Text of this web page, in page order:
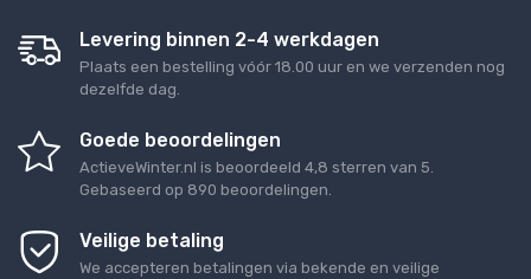
Levering binnen 2-4 werkdagen
Plaats een bestelling vóór 18.00 uur en we verzenden nog
dezelfde dag.
Goede beoordelingen
ActieveWinter.nl is beoordeeld 4,8 sterren van 5
Gebaseerd op 890 beoordelingen.
Veilige betaling
We accepteren betalingen via bekende en veilige